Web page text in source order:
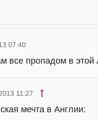
07:40
все пропадом в этой
11:27
мечта в Англии: